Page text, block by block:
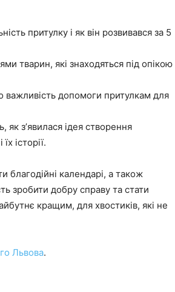
притулку і як він розвивався за 5
тварин, які знаходяться під опікою
важливість допомоги притулкам для
як зʼявилася ідея створення
історії.
благодійні календарі, а також
зробити добру справу та стати
кращим, для хвостиків, які не
Львова.